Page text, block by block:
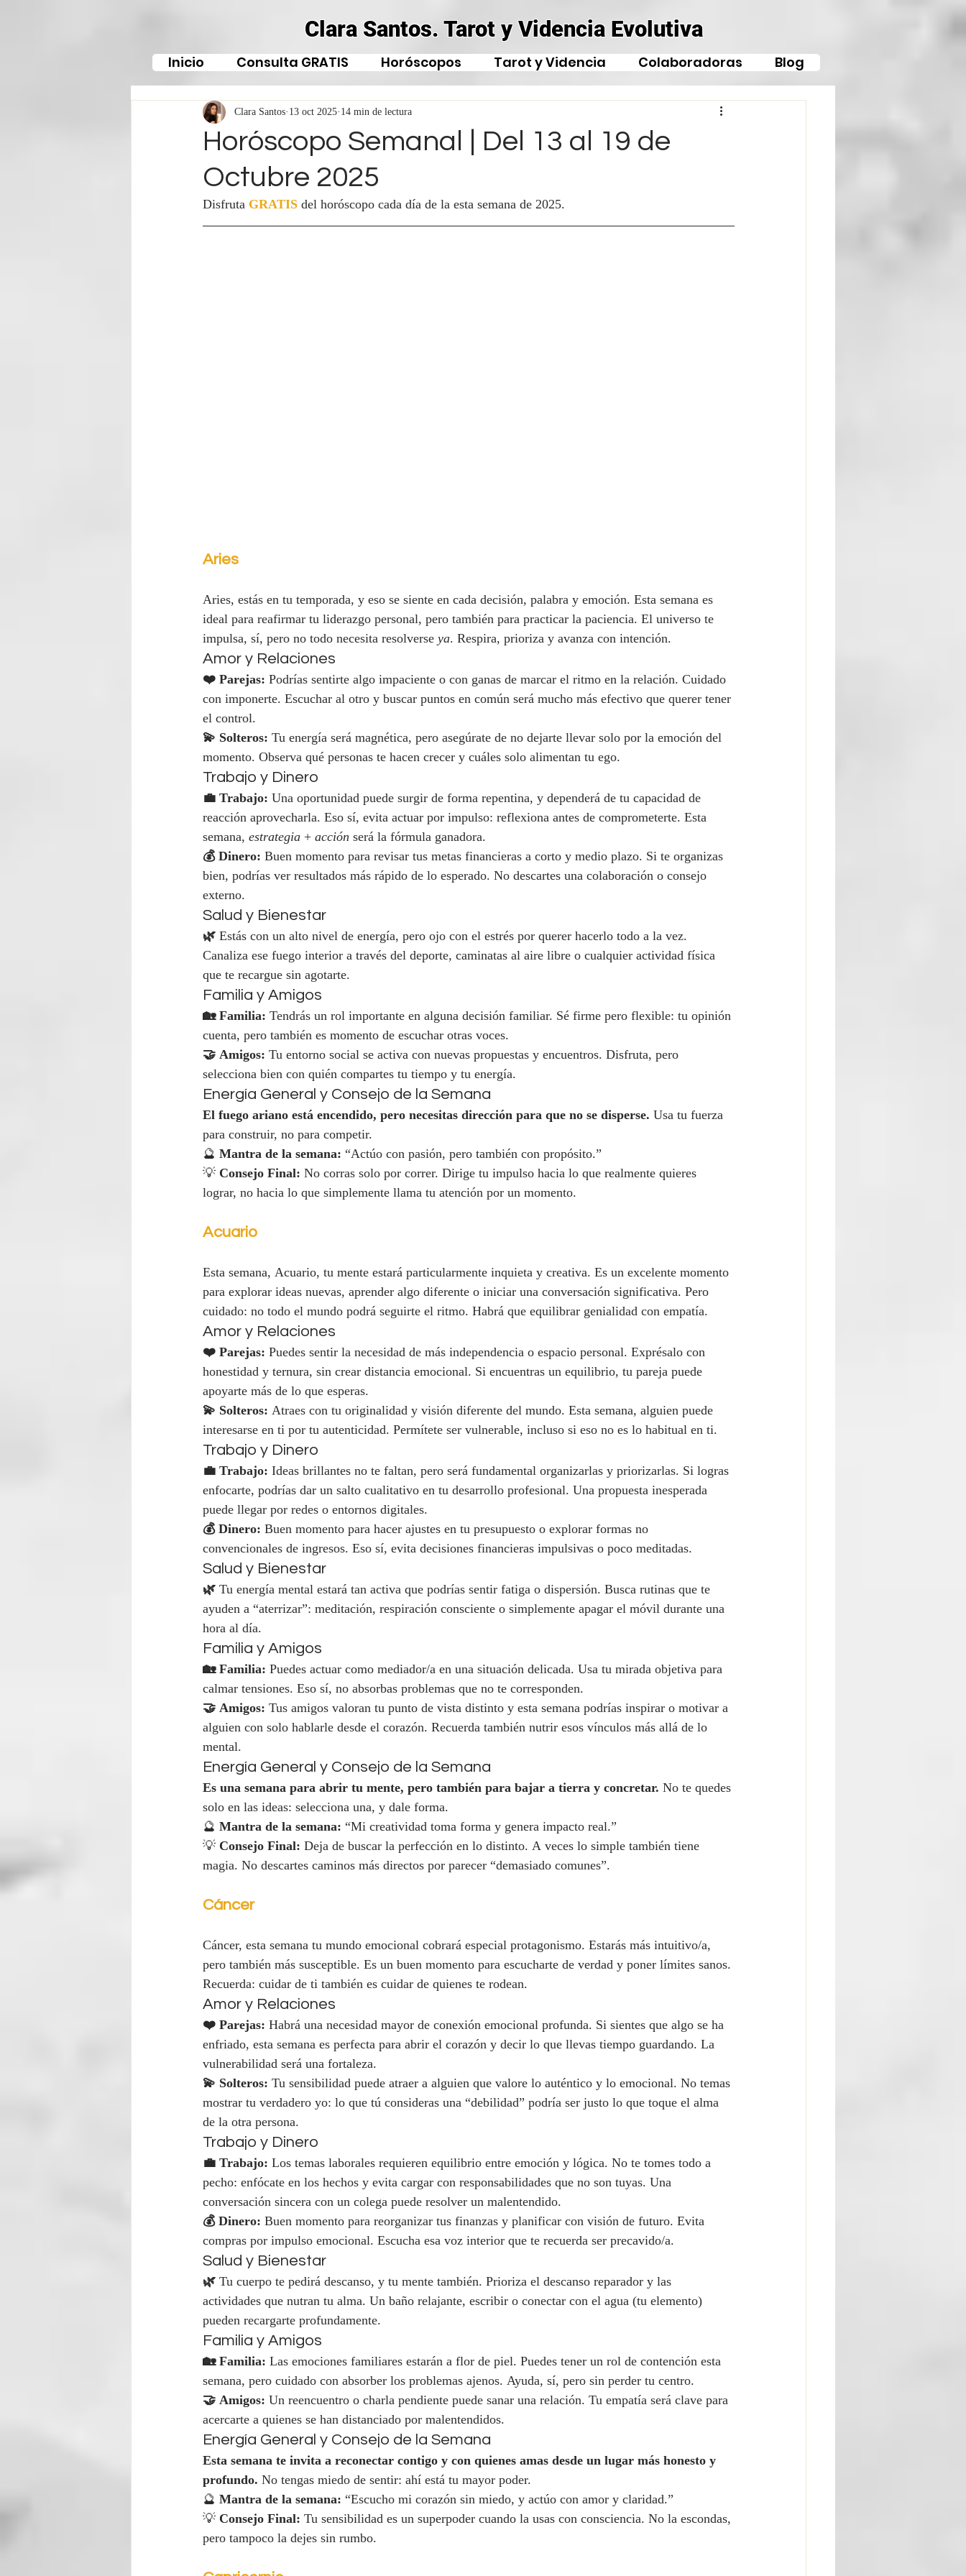
Clara Santos. Tarot y Videncia Evolutiva
Inicio Consulta GRATIS Horóscopos Tarot y Videncia Colaboradoras Blog
Horóscopo Semanal | Del 13 al 19 de
Octubre 2025
Clara Santos 13 oct 2025 14 min de lectura
Disfruta GRATISdel horóscopo cada día de la esta semana de 2025.
Aries
Aries, estás en tu temporada, y eso se siente en cada decisión, palabra y emoción. Esta semana es
ideal para reafirmar tu liderazgo personal, pero también para practicar la paciencia. El universo te
impulsa, sí, pero no todo necesita resolverse ya. Respira, prioriza y avanza con intención.
Amor y Relaciones
❤️ Parejas: Podrías sentirte algo impaciente o con ganas de marcar el ritmo en la relación. Cuidado
con imponerte. Escuchar al otro y buscar puntos en común será mucho más efectivo que querer tener
el control.
💫 Solteros: Tu energía será magnética, pero asegúrate de no dejarte llevar solo por la emoción del
momento. Observa qué personas te hacen crecer y cuáles solo alimentan tu ego.
Trabajo y Dinero
💼 Trabajo: Una oportunidad puede surgir de forma repentina, y dependerá de tu capacidad de
reacción aprovecharla. Eso sí, evita actuar por impulso: reflexiona antes de comprometerte. Esta
semana, estrategia + acción será la fórmula ganadora.
💰 Dinero: Buen momento para revisar tus metas financieras a corto y medio plazo. Si te organizas
bien, podrías ver resultados más rápido de lo esperado. No descartes una colaboración o consejo
externo.
Salud y Bienestar
🌿 Estás con un alto nivel de energía, pero ojo con el estrés por querer hacerlo todo a la vez.
Canaliza ese fuego interior a través del deporte, caminatas al aire libre o cualquier actividad física
que te recargue sin agotarte.
Familia y Amigos
🏡 Familia: Tendrás un rol importante en alguna decisión familiar. Sé firme pero flexible: tu opinión
cuenta, pero también es momento de escuchar otras voces.
🤝 Amigos: Tu entorno social se activa con nuevas propuestas y encuentros. Disfruta, pero
selecciona bien con quién compartes tu tiempo y tu energía.
Energía General y Consejo de la Semana
El fuego ariano está encendido, pero necesitas dirección para que no se disperse. Usa tu fuerza
para construir, no para competir.
🔮 Mantra de la semana: “Actúo con pasión, pero también con propósito.”
💡 Consejo Final: No corras solo por correr. Dirige tu impulso hacia lo que realmente quieres
lograr, no hacia lo que simplemente llama tu atención por un momento.
Acuario
Esta semana, Acuario, tu mente estará particularmente inquieta y creativa. Es un excelente momento
para explorar ideas nuevas, aprender algo diferente o iniciar una conversación significativa. Pero
cuidado: no todo el mundo podrá seguirte el ritmo. Habrá que equilibrar genialidad con empatía.
Amor y Relaciones
❤️ Parejas: Puedes sentir la necesidad de más independencia o espacio personal. Exprésalo con
honestidad y ternura, sin crear distancia emocional. Si encuentras un equilibrio, tu pareja puede
apoyarte más de lo que esperas.
💫 Solteros: Atraes con tu originalidad y visión diferente del mundo. Esta semana, alguien puede
interesarse en ti por tu autenticidad. Permítete ser vulnerable, incluso si eso no es lo habitual en ti.
Trabajo y Dinero
💼 Trabajo: Ideas brillantes no te faltan, pero será fundamental organizarlas y priorizarlas. Si logras
enfocarte, podrías dar un salto cualitativo en tu desarrollo profesional. Una propuesta inesperada
puede llegar por redes o entornos digitales.
💰 Dinero: Buen momento para hacer ajustes en tu presupuesto o explorar formas no
convencionales de ingresos. Eso sí, evita decisiones financieras impulsivas o poco meditadas.
Salud y Bienestar
🌿 Tu energía mental estará tan activa que podrías sentir fatiga o dispersión. Busca rutinas que te
ayuden a “aterrizar”: meditación, respiración consciente o simplemente apagar el móvil durante una
hora al día.
Familia y Amigos
🏡 Familia: Puedes actuar como mediador/a en una situación delicada. Usa tu mirada objetiva para
calmar tensiones. Eso sí, no absorbas problemas que no te corresponden.
🤝 Amigos: Tus amigos valoran tu punto de vista distinto y esta semana podrías inspirar o motivar a
alguien con solo hablarle desde el corazón. Recuerda también nutrir esos vínculos más allá de lo
mental.
Energía General y Consejo de la Semana
Es una semana para abrir tu mente, pero también para bajar a tierra y concretar. No te quedes
solo en las ideas: selecciona una, y dale forma.
🔮 Mantra de la semana: “Mi creatividad toma forma y genera impacto real.”
💡 Consejo Final: Deja de buscar la perfección en lo distinto. A veces lo simple también tiene
magia. No descartes caminos más directos por parecer “demasiado comunes”.
Cáncer
Cáncer, esta semana tu mundo emocional cobrará especial protagonismo. Estarás más intuitivo/a,
pero también más susceptible. Es un buen momento para escucharte de verdad y poner límites sanos.
Recuerda: cuidar de ti también es cuidar de quienes te rodean.
Amor y Relaciones
❤️ Parejas: Habrá una necesidad mayor de conexión emocional profunda. Si sientes que algo se ha
enfriado, esta semana es perfecta para abrir el corazón y decir lo que llevas tiempo guardando. La
vulnerabilidad será una fortaleza.
💫 Solteros: Tu sensibilidad puede atraer a alguien que valore lo auténtico y lo emocional. No temas
mostrar tu verdadero yo: lo que tú consideras una “debilidad” podría ser justo lo que toque el alma
de la otra persona.
Trabajo y Dinero
💼 Trabajo: Los temas laborales requieren equilibrio entre emoción y lógica. No te tomes todo a
pecho: enfócate en los hechos y evita cargar con responsabilidades que no son tuyas. Una
conversación sincera con un colega puede resolver un malentendido.
💰 Dinero: Buen momento para reorganizar tus finanzas y planificar con visión de futuro. Evita
compras por impulso emocional. Escucha esa voz interior que te recuerda ser precavido/a.
Salud y Bienestar
🌿 Tu cuerpo te pedirá descanso, y tu mente también. Prioriza el descanso reparador y las
actividades que nutran tu alma. Un baño relajante, escribir o conectar con el agua (tu elemento)
pueden recargarte profundamente.
Familia y Amigos
🏡 Familia: Las emociones familiares estarán a flor de piel. Puedes tener un rol de contención esta
semana, pero cuidado con absorber los problemas ajenos. Ayuda, sí, pero sin perder tu centro.
🤝 Amigos: Un reencuentro o charla pendiente puede sanar una relación. Tu empatía será clave para
acercarte a quienes se han distanciado por malentendidos.
Energía General y Consejo de la Semana
Esta semana te invita a reconectar contigo y con quienes amas desde un lugar más honesto y
profundo. No tengas miedo de sentir: ahí está tu mayor poder.
🔮 Mantra de la semana: “Escucho mi corazón sin miedo, y actúo con amor y claridad.”
💡 Consejo Final: Tu sensibilidad es un superpoder cuando la usas con consciencia. No la escondas,
pero tampoco la dejes sin rumbo.